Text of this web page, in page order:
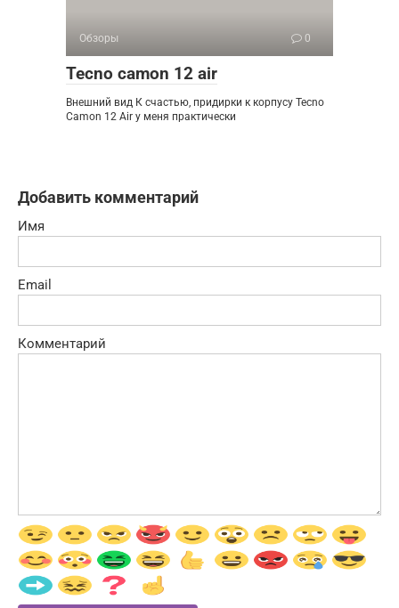
Обзоры 0
Tecno camon 12 air
Внешний вид К счастью, придирки к корпусу Tecno
Camon 12 Air у меня практически
Добавить комментарий
Имя
Email
Комментарий